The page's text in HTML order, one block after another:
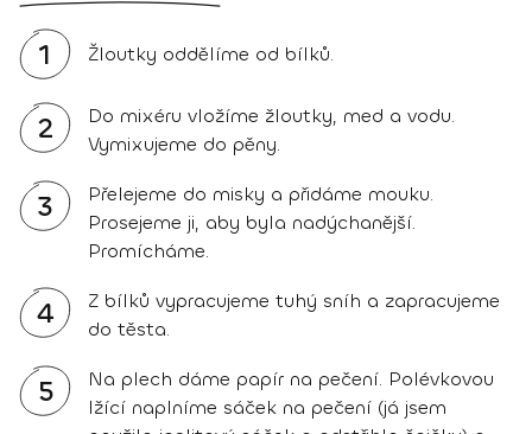
1 Žloutky oddělíme od bílků.
2
Do mixéru vložíme žloutky, med a vodu.
Vymixujeme do pěny.
3
Přelejeme do misky a přidáme mouku.
Prosejeme ji, aby byla nadýchanější.
Promícháme.
4
Z bílků vypracujeme tuhý sníh a zapracujeme
do těsta.
5
Na plech dáme papír na pečení. Polévkovou
lžící naplníme sáček na pečení (já jsem